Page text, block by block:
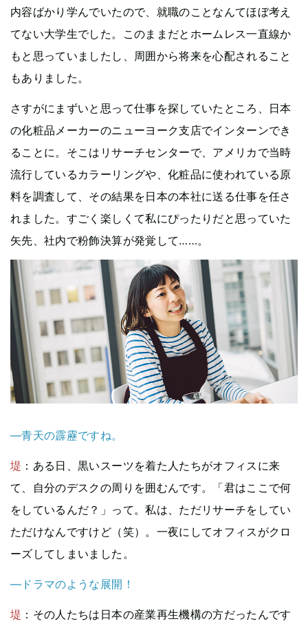
内容ばかり学んでいたので、就職のことなんてほぼ考え
てない大学生でした。このままだとホームレス一直線か
もと思っていましたし、周囲から将来を心配されること
もありました。
さすがにまずいと思って仕事を探していたところ、日本
の化粧品メーカーのニューヨーク支店でインターンでき
ることに。そこはリサーチセンターで、アメリカで当時
流行しているカラーリングや、化粧品に使われている原
料を調査して、その結果を日本の本社に送る仕事を任さ
れました。すごく楽しくて私にぴったりだと思っていた
矢先、社内で粉飾決算が発覚して……。
—青天の霹靂ですね。
堤 ：ある日、黒いスーツを着た人たちがオフィスに来
て、自分のデスクの周りを囲むんです。「君はここで何
をしているんだ？」って。私は、ただリサーチをしてい
ただけなんですけど（笑）。一夜にしてオフィスがクロ
ーズしてしまいました。
—ドラマのような展開！
堤 ：その人たちは日本の産業再生機構の方だったんです